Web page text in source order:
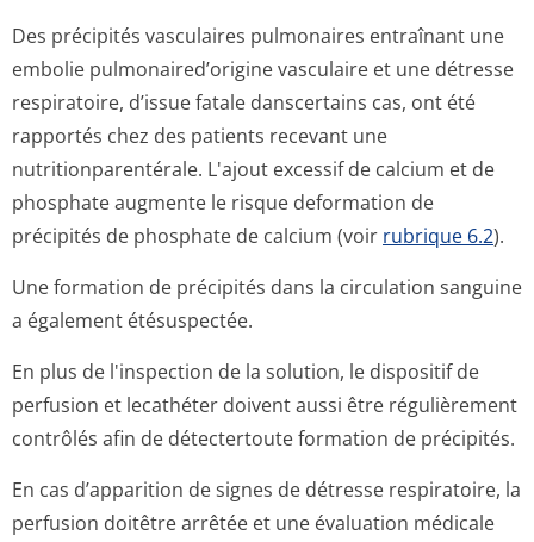
Des précipités vasculaires pulmonaires entraînant une
embolie pulmonaired’origine vasculaire et une détresse
respiratoire, d’issue fatale danscertains cas, ont été
rapportés chez des patients recevant une
nutritionparen­térale. L'ajout excessif de calcium et de
phosphate augmente le risque deformation de
précipités de phosphate de calcium (voir rubrique 6.2).
Une formation de précipités dans la circulation sanguine
a également étésuspectée.
En plus de l'inspection de la solution, le dispositif de
perfusion et lecathéter doivent aussi être régulièrement
contrôlés afin de détectertoute formation de précipités.
En cas d’apparition de signes de détresse respiratoire, la
perfusion doitêtre arrêtée et une évaluation médicale